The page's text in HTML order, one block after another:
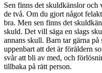
Sen finns det skuldkänslor
de två. Om du gjort något
bra. Men sen finns det
skuld. Det vill säga en slags
annans skull. Barn tar gärna
uppenbart att det är föräldern
svår att bli av med, och
tillbaka på rätt person.